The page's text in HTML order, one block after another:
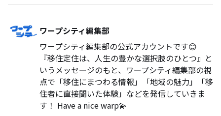
ワープシティ編集部
ワープシティ編集部の公式アカウントです😊
『移住定住は、人生の豊かな選択肢のひとつ』と
いうメッセージのもと、ワープシティ編集部の視
点で「移住にまつわる情報」「地域の魅力」「移
住者に直接聞いた体験」などを発信していきま
す！ Have a nice warp💫